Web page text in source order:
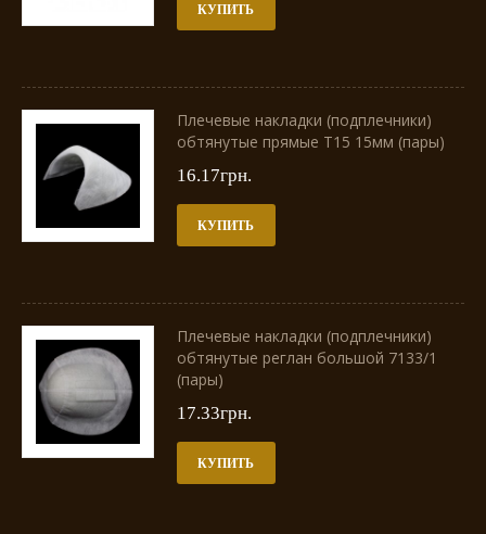
КУПИТЬ
Плечевые накладки (подплечники)
обтянутые прямые Т15 15мм (пары)
16.17грн.
КУПИТЬ
Плечевые накладки (подплечники)
обтянутые реглан большой 7133/1
(пары)
17.33грн.
КУПИТЬ